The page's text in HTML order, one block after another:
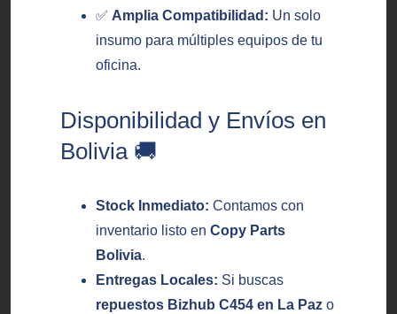
✅Amplia Compatibilidad: Un solo
insumo para múltiples equipos de tu
oficina.
Disponibilidad y Envíos en
Bolivia 🚚
Stock Inmediato: Contamos con
inventario listo enCopy Parts
Bolivia.
Entregas Locales: Si buscas
repuestos Bizhub C454 en La Paz o